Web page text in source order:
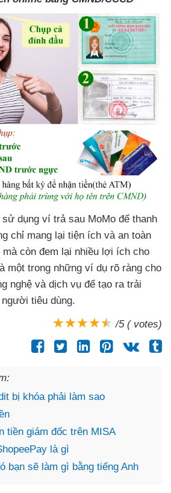
dụng ví trả sau MoMo để thanh
chỉ mang lại tiện ích và an toàn
còn đem lại nhiều lợi ích cho
một trong những ví dụ rõ ràng cho
nghệ và dịch vụ để tạo ra trải
tiêu dùng.
/5 ( votes)
bị khóa phải làm sao
tiền giám đốc trên MISA
là gì
bạn sẽ làm gì bằng tiếng Anh